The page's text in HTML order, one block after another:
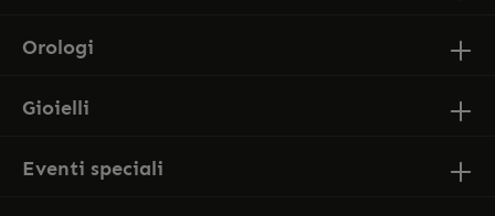
Orologi
Gioielli
Eventi speciali